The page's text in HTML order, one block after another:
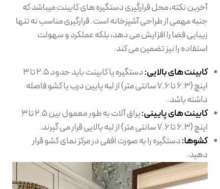
آخرین نکته، محل قرارگیری دستگیره های کابینت میباشد که
جنبه مهمی از طراحی آشپزخانه است. قرارگیری مناسب نه تنها
زیبایی فضا را افزایش می دهد، بلکه عملکرد و سهولت
استفاده را نیز تضمین می کند.
کابینت های بالایی:
دستگیره یا کابینت باید حدود 2.5 تا 3
اینچ (6.3 تا 7.6 سانتی متر) از لبه پایین درب یا کشو فاصله
داشته باشد.
کابینت های پایینی:
یراق آلات به طور معمول بین 2.5 تا 3
اینچ (6.3 تا 7.6 سانتی متر) از لبه بالایی قرار می گیرند.
کشوها:دستگیره را به صورت افقی در مرکز نمای کشو قرار
دهید.